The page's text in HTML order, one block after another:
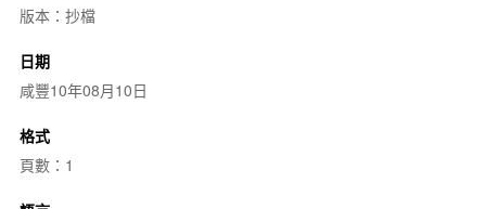
版本：抄檔
日期
咸豐10年08月10日
格式
頁數：1